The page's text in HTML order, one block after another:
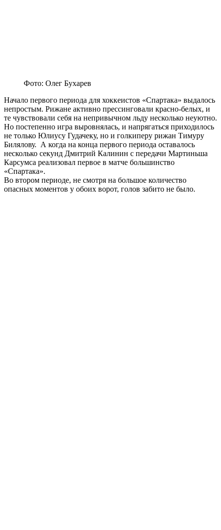
Фото: Олег Бухарев
Начало первого периода для хоккеистов «Спартака» выдалось
непростым. Рижане активно прессинговали красно-белых, и
те чувствовали себя на непривычном льду несколько неуютно.
Но постепенно игра выровнялась, и напрягаться приходилось
не только Юлиусу Гудачеку, но и голкиперу рижан Тимуру
Билялову. А когда на конца первого периода оставалось
несколько секунд Дмитрий Калинин с передачи Мартиньша
Карсумса реализовал первое в матче большинство
«Спартака».
Во втором периоде, не смотря на большое количество
опасных моментов у обоих ворот, голов забито не было.